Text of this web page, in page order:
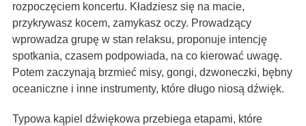
rozpoczęciem koncertu. Kładziesz się na macie,
przykrywasz kocem, zamykasz oczy. Prowadzący
wprowadza grupę w stan relaksu, proponuje intencję
spotkania, czasem podpowiada, na co kierować uwagę.
Potem zaczynają brzmieć misy, gongi, dzwoneczki, bębny
oceaniczne i inne instrumenty, które długo niosą dźwięk.
Typowa kąpiel dźwiękowa przebiega etapami, które